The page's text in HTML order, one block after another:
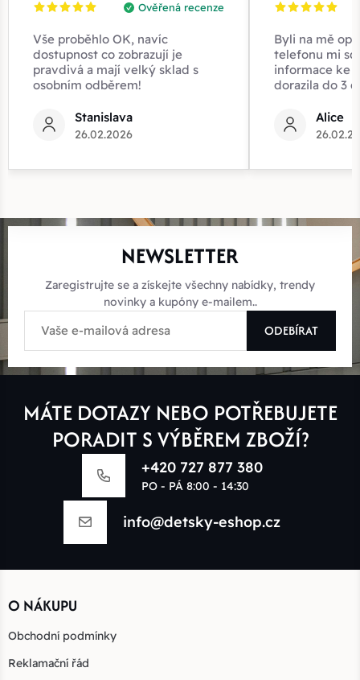
Ověřená recenze
Vše proběhlo OK, navíc
dostupnost co zobrazují je
pravdivá a mají velký sklad s
osobním odběrem!
Stanislava
26.02.2026
Byli na mě
telefonu mi
informace ke
dorazila do 3
Alice
NEWSLETTER
Zaregistrujte se a získejte všechny nabídky, trendy
novinky a kupóny e-mailem..
ODEBÍRAT
MÁTE DOTAZY NEBO POTŘEBUJETE
PORADIT S VÝBĚREM ZBOŽÍ?
+420 727 877 380
PO - PÁ 8:00 - 14:30
info@detsky-eshop.cz
O NÁKUPU
Obchodní podmínky
Reklamační řád